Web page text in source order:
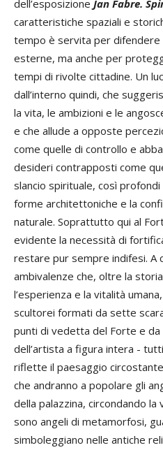
dell’esposizione Jan Fabre.
caratteristiche spaziali e
tempo è servita per difendere
esterne, ma anche per
tempi di rivolte cittadine. Un
dall’interno quindi, che
la vita, le ambizioni e le
e che allude a opposte
come quelle di controllo e
desideri contrapposti come
slancio spirituale, così
forme architettoniche e la
naturale. Soprattutto qui al
evidente la necessità di
restare pur sempre indifesi. A
ambivalenze che, oltre la
l’esperienza e la vitalità
scultorei formati da sette
punti di vedetta del Forte e
dell’artista a figura intera -
riflette il paesaggio
che andranno a popolare gli
della palazzina, circondando la
sono angeli di metamorfosi,
simboleggiano nelle antiche